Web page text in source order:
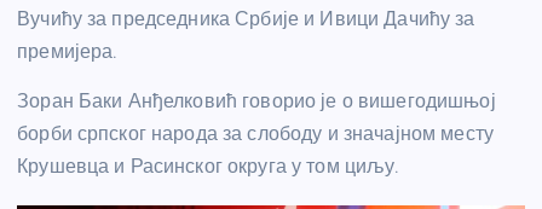
Вучићу за председника Србије и Ивици Дачићу за
премијера.
Зоран Баки Анђелковић говорио је о вишегодишњој
борби српског народа за слободу и значајном месту
Крушевца и Расинског округа у том циљу.